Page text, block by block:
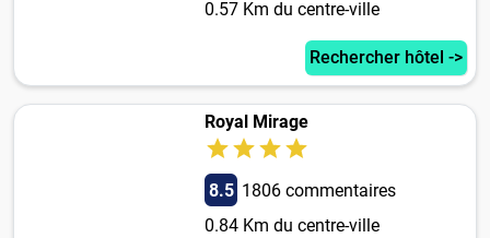
0.57 Km du centre-ville
Rechercher hôtel ->
Royal Mirage
8.5 1806 commentaires
0.84 Km du centre-ville